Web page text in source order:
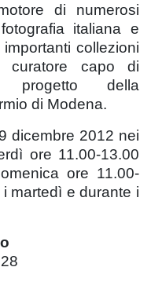
di numerosi
italiana e
collezioni
curatore capo di
progetto della
di Modena.
dicembre 2012 nei
ore 11.00-13.00
ore 11.00-
martedì e durante i